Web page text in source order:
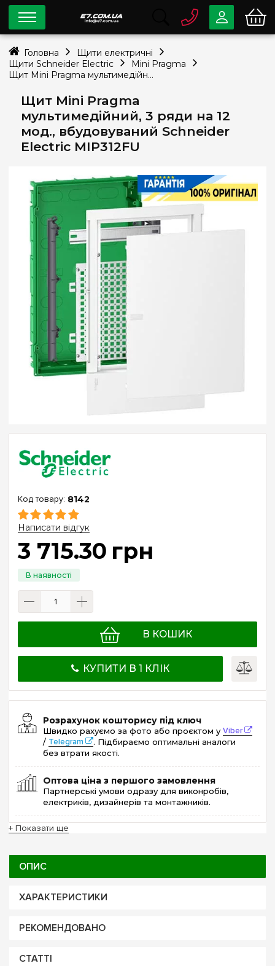
Щит Mini Pragma
мультимедійний, 3 ряди на 12
мод., вбудовуваний Schneider
Electric MIP312FU
8142
Написати відгук
3 715.30 грн
В КОШИК
КУПИТИ В 1 КЛІК
Розрахунок кошторису під ключ
Швидко рахуємо за фото або проєктом уViber
/ Telegram
. Підбираємо оптимальні аналоги
без втрати якості.
Оптова ціна з першого замовлення
Партнерські умови одразу для виконробів,
електриків, дизайнерів та монтажників.
+ Показати ще
ОПИС
ХАРАКТЕРИСТИКИ
РЕКОМЕНДОВАНО
СТАТТІ
0 800
Безкоштовно
info@e7.com.ua
Viber Telegram
Головна
Щити електричні
Щити Schneider Electric
Mini Pragma
Щит Mini Pragma мультимедійний, 3 ряди на 12 мод., вбудовуваний Schneider Electric MIP312FU